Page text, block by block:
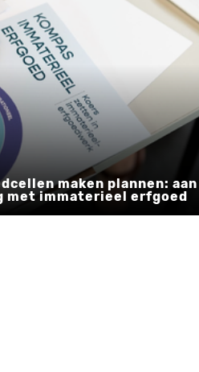
maken plannen: aan
met immaterieel erfgoed